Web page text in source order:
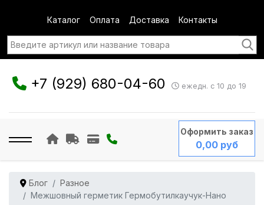
Каталог Оплата Доставка Контакты
+7 (929) 680-04-60 ежедн. с 10 до 19
Оформить заказ
0,00 руб
Блог
Разное
Межшовный герметик Гермобутилкаучук-Нано